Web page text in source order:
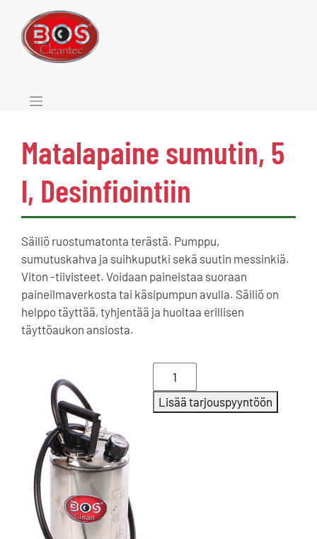
to
content
Matalapaine sumutin, 5
l, Desinfiointiin
Säiliö ruostumatonta terästä. Pumppu,
sumutuskahva ja suihkuputki sekä suutin messinkiä.
Viton -tiivisteet. Voidaan paineistaa suoraan
paineilmaverkosta tai käsipumpun avulla. Säiliö on
helppo täyttää, tyhjentää ja huoltaa erillisen
täyttöaukon ansiosta.
Matalapaine
sumutin,
Lisää tarjouspyyntöön